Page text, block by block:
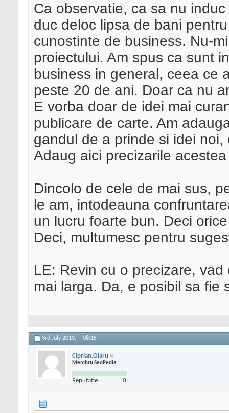
Ca observatie, ca sa nu
duc deloc lipsa de bani
cunostinte de business. Nu-
proiectului. Am spus ca sunt
business in general, ceea ce
peste 20 de ani. Doar ca nu
E vorba doar de idei mai
publicare de carte. Am
gandul de a prinde si idei
Adaug aici precizarile
Dincolo de cele de mai sus,
le am, intodeauna
un lucru foarte bun. Deci
Deci, multumesc pentru
LE: Revin cu o precizare,
mai larga. Da, e posibil sa fie
3rd July 2013, 08:15
Ciprian.Olaru
Membru SeoPedia
Reputatie: 0